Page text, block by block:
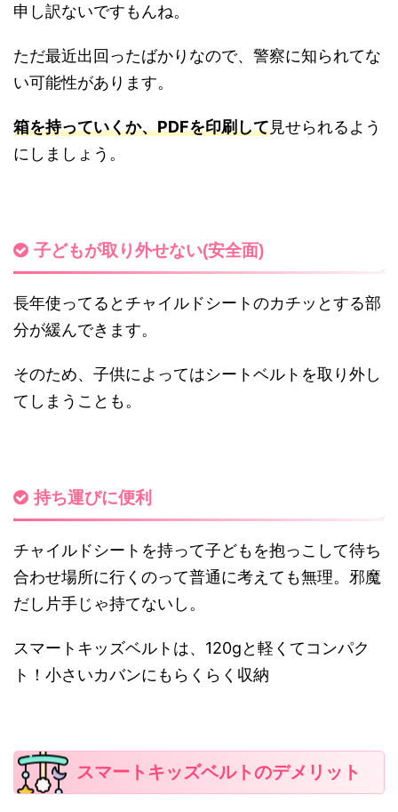
申し訳ないですもんね。
ただ最近出回ったばかりなので、警察に知られてな
い可能性があります。
箱を持っていくか、PDFを印刷して見せられるよう
にしましょう。
子どもが取り外せない(安全面)
長年使ってるとチャイルドシートのカチッとする部
分が緩んできます。
そのため、子供によってはシートベルトを取り外し
てしまうことも。
持ち運びに便利
チャイルドシートを持って子どもを抱っこして待ち
合わせ場所に行くのって普通に考えても無理。邪魔
だし片手じゃ持てないし。
スマートキッズベルトは、120gと軽くてコンパク
ト！小さいカバンにもらくらく収納
スマートキッズベルトのデメリット